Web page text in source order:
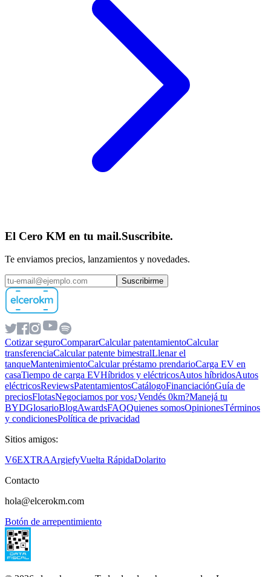
El Cero KM en tu mail.Suscribite.
Te enviamos precios, lanzamientos y novedades.
Suscribirme
Cotizar seguroCompararCalcular patentamientoCalcular
transferenciaCalcular patente bimestralLlenar el
tanqueMantenimientoCalcular préstamo prendarioCarga EV en
casaTiempo de carga EVHíbridos y eléctricosAutos híbridosAutos
eléctricosReviewsPatentamientosCatálogoFinanciaciónGuía de
preciosFlotasNegociamos por vos¿Vendés 0km?Manejá tu
BYDGlosarioBlogAwardsFAQQuienes somosOpinionesTérminos
y condicionesPolítica de privacidad
Sitios amigos:
V6EXTRAArgiefyVuelta RápidaDolarito
Contacto
hola@elcerokm.com
Botón de arrepentimiento